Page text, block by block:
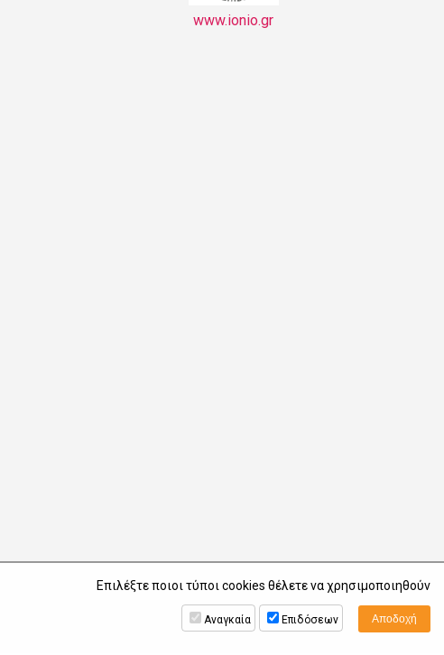
www.ionio.gr
Επιλέξτε ποιοι τύποι cookies θέλετε να χρησιμοποιηθούν
Αναγκαία Επιδόσεων